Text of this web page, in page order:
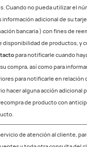
Cuando no pueda utilizar el
adicional de su
bancaria ) con fines de
de productos, y
para notificarle cuando
compra, así como para
para notificarle en relación
hacer alguna acción adicional
de producto con
de atención al cliente,